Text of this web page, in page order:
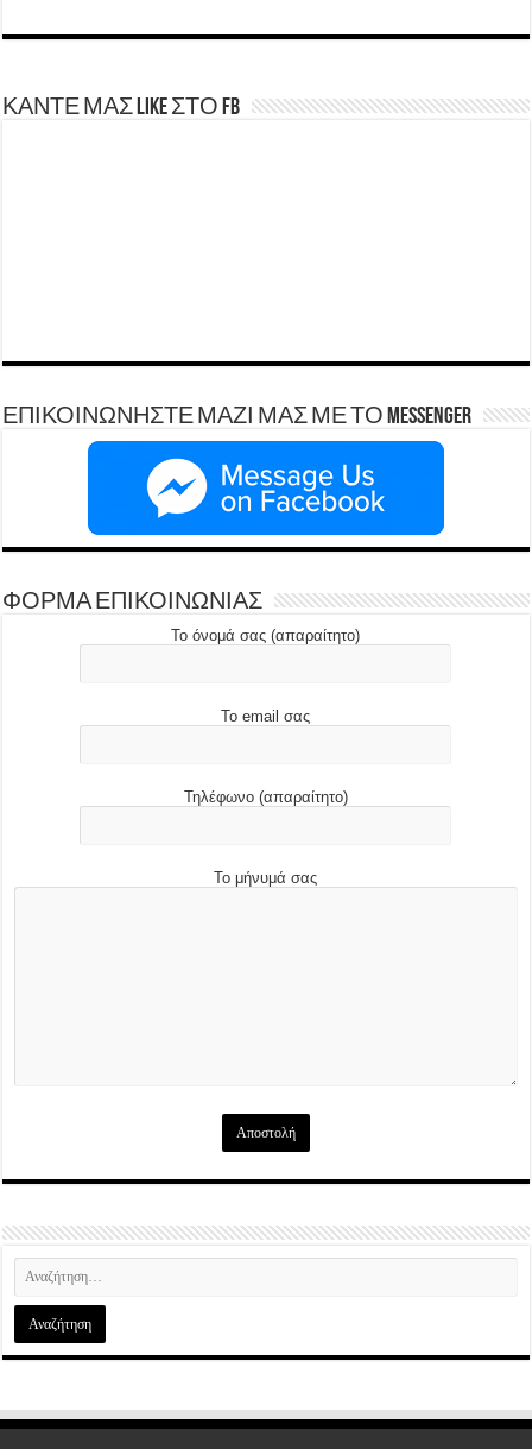
ΚΑΝΤΕ ΜΑΣ LIKE ΣΤΟ FB
ΕΠΙΚΟΙΝΩΝΗΣΤΕ ΜΑΖΙ ΜΑΣ ΜΕ ΤΟ Messenger
ΦΟΡΜΑ ΕΠΙΚΟΙΝΩΝΙΑΣ
Το όνομά σας (απαραίτητο)
Το email σας
Τηλέφωνο (απαραίτητο)
Το μήνυμά σας